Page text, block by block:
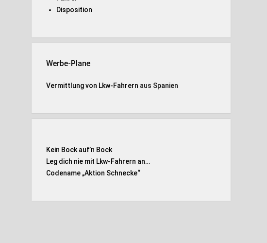
Disposition
Werbe-Plane
Vermittlung von Lkw-Fahrern aus Spanien
Kein Bock auf’n Bock
Leg dich nie mit Lkw-Fahrern an…
Codename „Aktion Schnecke“